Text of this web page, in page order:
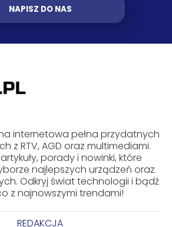
NAPISZ DO NAS
internetowa pełna przydatnych
z RTV, AGD oraz multimediami.
porady i nowinki, które
najlepszych urządzeń oraz
Odkryj świat technologii i bądź
z najnowszymi trendami!
REDAKCJA